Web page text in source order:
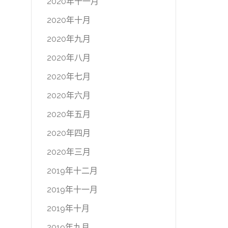
2020年十月
2020年九月
2020年八月
2020年七月
2020年六月
2020年五月
2020年四月
2020年三月
2019年十二月
2019年十一月
2019年十月